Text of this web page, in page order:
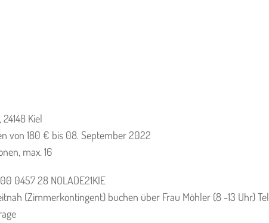
Kiel
von 180 € bis 08. September 2022
max. 16
0457 28 NOLADE21KIE
(Zimmerkontingent) buchen über Frau Möhler (8 -13 Uhr)